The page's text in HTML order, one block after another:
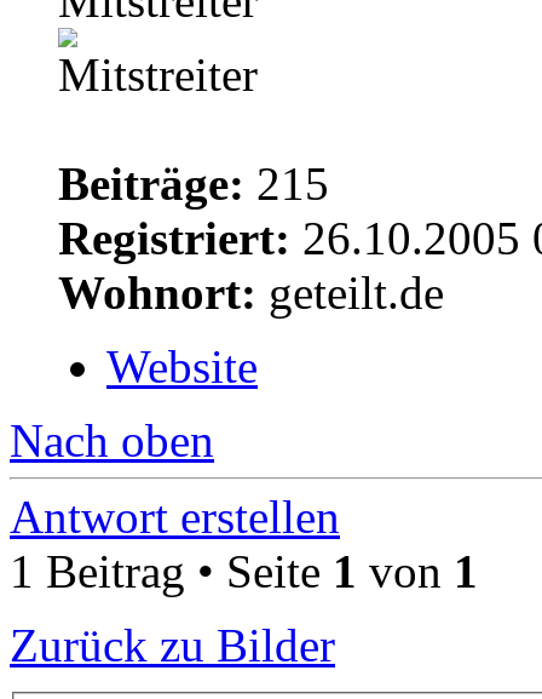
Beiträge: 215
Registriert: 26.10.2005
Wohnort: geteilt.de
Website
Nach oben
Antwort erstellen
1 Beitrag • Seite 1 von 1
Zurück zu Bilder